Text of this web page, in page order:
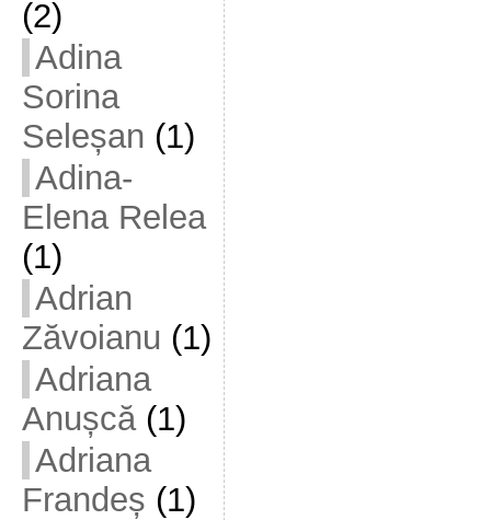
(2)
Adina
Sorina
Seleșan (1)
Adina-
Elena Relea
(1)
Adrian
Zăvoianu (1)
Adriana
Anușcă(1)
Adriana
Frandeș (1)